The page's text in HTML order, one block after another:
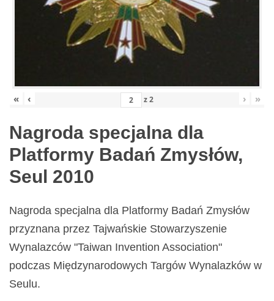
« ‹ z2 › »
Nagroda specjalna dla
Platformy Badań Zmysłów,
Seul 2010
Nagroda specjalna dla Platformy Badań Zmysłów
przyznana przez Tajwańskie Stowarzyszenie
Wynalazców "Taiwan Invention Association"
podczas Międzynarodowych Targów Wynalazków w
Seulu.